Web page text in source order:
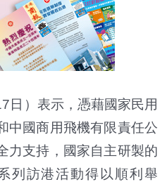
日）表示，憑藉國家民用
中國商用飛機有限責任公
力支持，國家自主研製的
列訪港活動得以順利舉